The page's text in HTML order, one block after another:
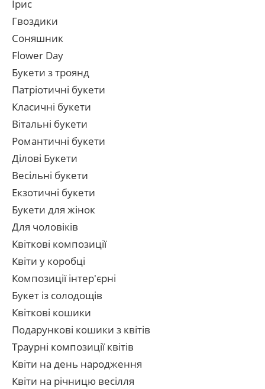
Ірис
Гвоздики
Соняшник
Flower Day
Букети з троянд
Патріотичні букети
Класичні букети
Вітальні букети
Романтичні букети
Ділові Букети
Весільні букети
Екзотичні букети
Букети для жінок
Для чоловіків
Квіткові композиції
Квіти у коробці
Композиції інтер'єрні
Букет із солодощів
Квіткові кошики
Подарункові кошики з квітів
Траурні композиції квітів
Квіти на день народження
Квіти на річницю весілля